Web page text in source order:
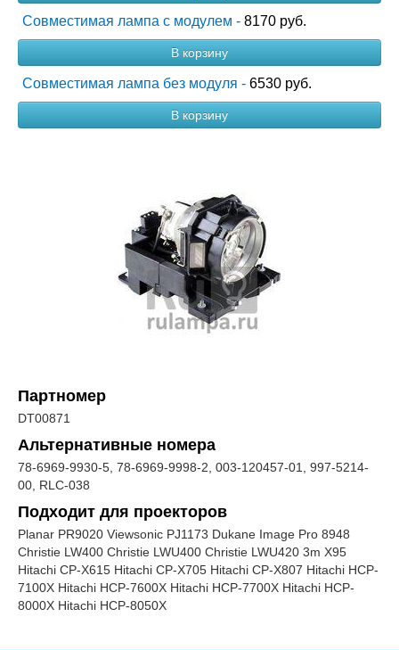
Совместимая лампа с модулем - 8170 руб.
В корзину
Совместимая лампа без модуля - 6530 руб.
В корзину
Партномер
DT00871
Альтернативные номера
78-6969-9930-5, 78-6969-9998-2, 003-120457-01, 997-5214-
00, RLC-038
Подходит для проекторов
Planar PR9020 Viewsonic PJ1173 Dukane Image Pro 8948
Christie LW400 Christie LWU400 Christie LWU420 3m X95
Hitachi CP-X615 Hitachi CP-X705 Hitachi CP-X807 Hitachi HCP-
7100X Hitachi HCP-7600X Hitachi HCP-7700X Hitachi HCP-
8000X Hitachi HCP-8050X